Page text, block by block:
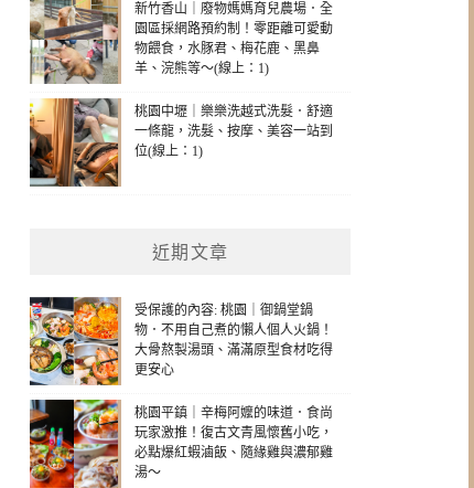
新竹香山｜廢物媽媽育兒農場．全
園區採網路預約制！零距離可愛動
物餵食，水豚君、梅花鹿、黑鼻
羊、浣熊等～(線上：1)
桃園中壢｜樂樂洗越式洗髮．舒適
一條龍，洗髮、按摩、美容一站到
位(線上：1)
近期文章
受保護的內容: 桃園｜御鍋堂鍋
物．不用自己煮的懶人個人火鍋！
大骨熬製湯頭、滿滿原型食材吃得
更安心
桃園平鎮｜辛梅阿嬤的味道．食尚
玩家激推！復古文青風懷舊小吃，
必點爆紅蝦滷飯、隨緣雞與濃郁雞
湯～